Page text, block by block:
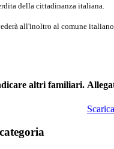
della cittadinanza italiana.
all'inoltro al comune
altri familiari.
Scarica